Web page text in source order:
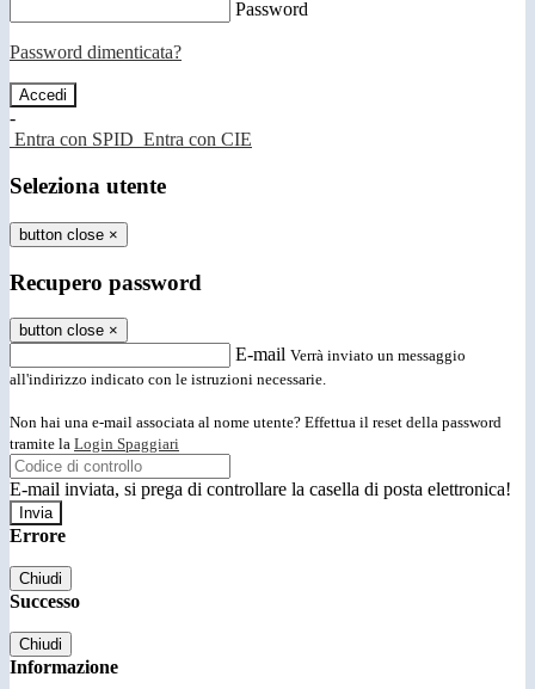
Password
Password dimenticata?
-
Entra con SPID Entra con CIE
Seleziona utente
button close ×
Recupero password
button close ×
E-mail Verrà inviato un messaggio
all'indirizzo indicato con le istruzioni necessarie.
Non hai una e-mail associata al nome utente? Effettua il reset della password
tramite la Login Spaggiari
E-mail inviata, si prega di controllare la casella di posta elettronica!
Errore
Chiudi
Successo
Chiudi
Informazione